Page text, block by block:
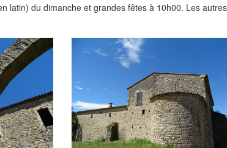
du dimanche et grandes fêtes à 10h00. Les